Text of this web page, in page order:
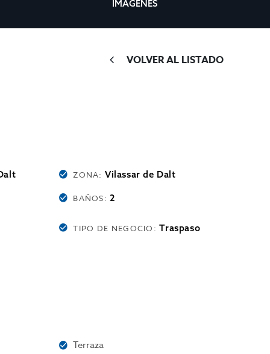
IMÁGENES
VOLVER AL LISTADO
ZONA:Vilassar de Dalt
BAÑOS:2
TIPO DE NEGOCIO:Traspaso
Terraza